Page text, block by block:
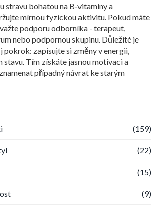
stravu bohatou na B‑vitamíny a
mírnou fyzickou aktivitu. Pokud máte
podporu odborníka - terapeut,
nebo podpornou skupinu. Důležité je
pokrok: zapisujte si změny v energii,
stavu. Tím získáte jasnou motivaci a
případný návrat ke starým
(159)
(22)
(15)
(9)